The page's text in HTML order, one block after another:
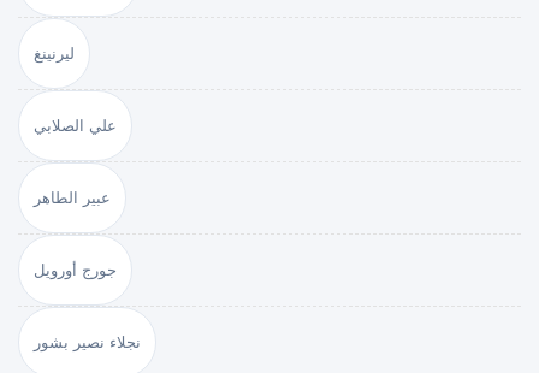
ليرنينغ
علي الصلابي
عبير الطاهر
جورج أورويل
نجلاء نصير بشور